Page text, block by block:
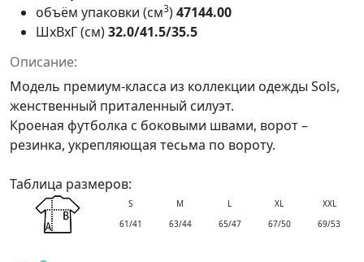
объём упаковки (см3)47144.00
ШxВxГ (см)32.0/41.5/35.5
Описание:
Модель премиум-класса из коллекции одежды Sols,
женственный приталенный силуэт.
Кроеная футболка с боковыми швами, ворот –
резинка, укрепляющая тесьма по вороту.
Таблица размеров:
S M L XL
XXL
61/41
63/44 65/47 67/50 69/53